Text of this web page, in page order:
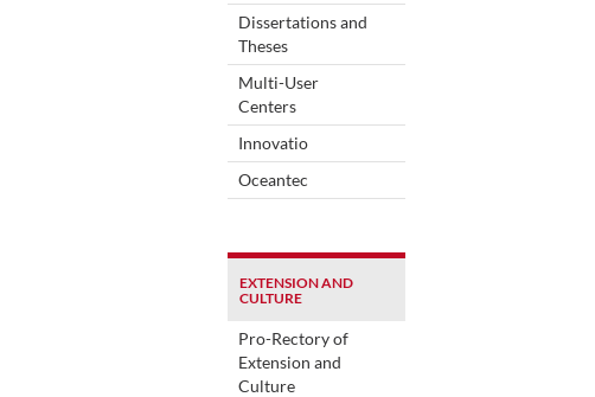
Dissertations and
Theses
Multi-User
Centers
Innovatio
Oceantec
EXTENSION AND
CULTURE
Pro-Rectory of
Extension and
Culture